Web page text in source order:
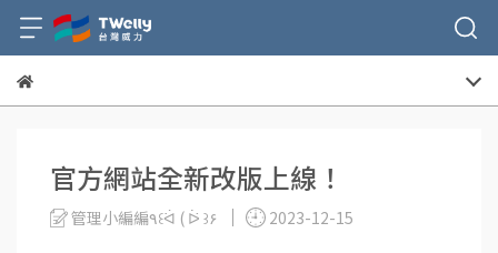
官方網站全新改版上線！
管理小編編٩꒰ᐛ ( ᐖ ꒱۶ 2023-12-15